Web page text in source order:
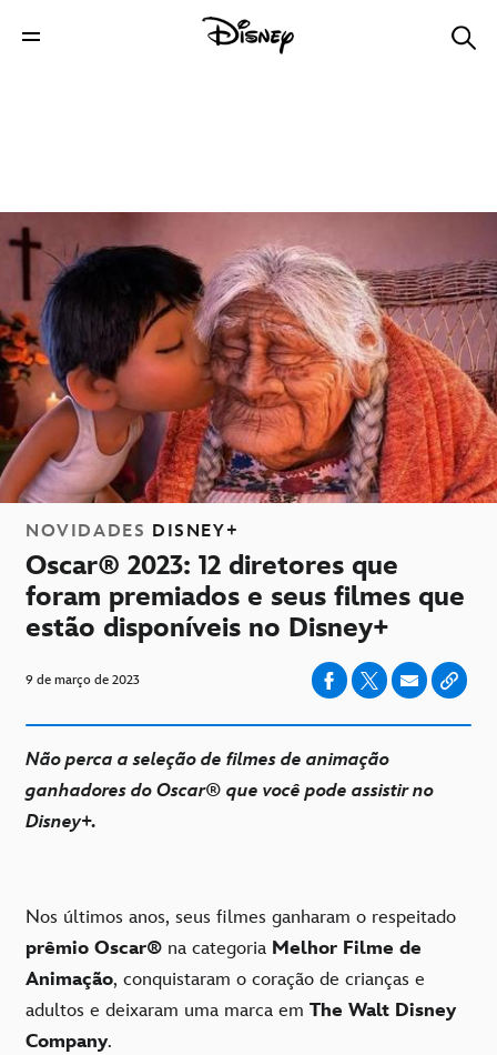
NOVIDADES DISNEY+
Oscar® 2023: 12 diretores que
foram premiados e seus filmes que
estão disponíveis no Disney+
9 de março de 2023
Não perca a seleção de filmes de animação
ganhadores do Oscar® que você pode assistir no
Disney+.
Nos últimos anos, seus filmes ganharam o respeitado
prêmio Oscar® na categoria Melhor Filme de
Animação, conquistaram o coração de crianças e
adultos e deixaram uma marca em The Walt Disney
Company.